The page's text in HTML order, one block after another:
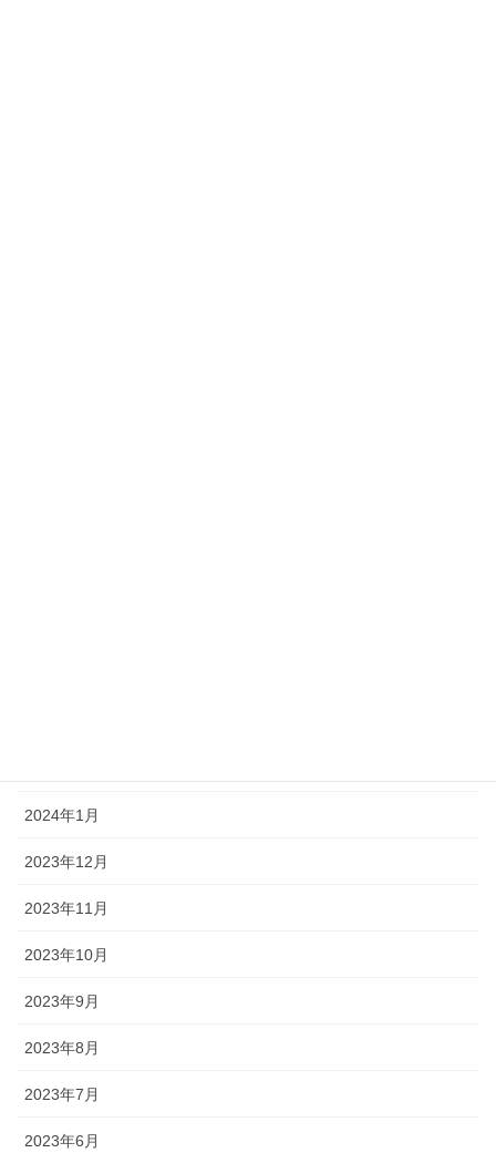
2024年1月
2023年12月
2023年11月
2023年10月
2023年9月
2023年8月
2023年7月
2023年6月